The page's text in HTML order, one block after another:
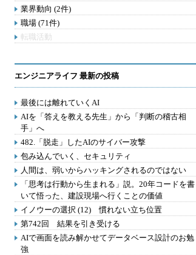
業界動向 (2件)
職場 (71件)
転職活動
エンジニアライフ 最新の投稿
最後には離れていくAI
AIを「答えを教える先生」から「判断の稽古相
手」へ
482.「脱走」したAIのサイバー攻撃
包み込んでいく、セキュリティ
人間は、弱いからハッキングされるのではない
「思考は行動から生まれる」説。20年コードを書
いて悟った、建設現場へ行くことの価値
イノウーの選択 (12) 慣れない立ち位置
第742回 結果を引き受ける
AIで画面を読み解かせてデータベース設計のお勉
強